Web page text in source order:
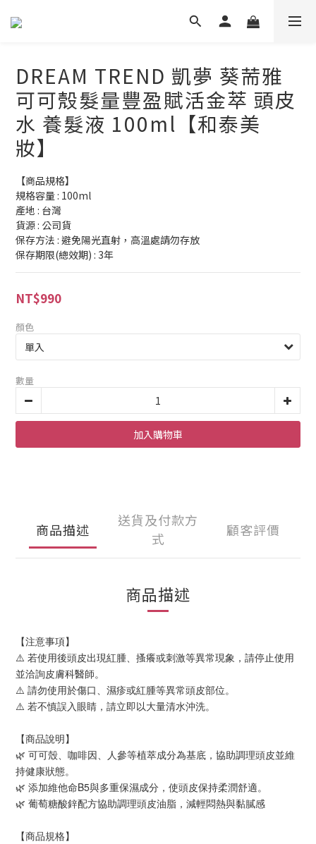
DREAM TREND 凱夢 葵荋雅
可可殼髮量豐盈賦活金萃 頭皮
水 養髮液 100ml【和泰美
妝】
【商品規格】
規格容量 : 100ml
產地 : 台灣
貨源 : 公司貨
保存方法 : 避免陽光直射，高溫處請勿存放
保存期限(總效期) : 3年
NT$990
顏色
數量
加入購物車
商品描述
送貨及付款方
式
顧客評價
商品描述
【注意事項】
⚠️ 若使用後頭皮出現紅腫、搔癢或刺激等異常現象，請停止使用
並洽詢皮膚科醫師。
⚠️ 請勿使用於傷口、濕疹或紅腫等異常頭皮部位。
⚠️ 若不慎誤入眼睛，請立即以大量清水沖洗。
【商品說明】
🌿 可可殼、咖啡因、人參等植萃成分為基底，協助調理頭皮並維
持健康狀態。
🌿 添加維他命B5與多重保濕成分，使頭皮保持柔潤舒適。
🌿 葡萄糖酸鋅配方協助調理頭皮油脂，減輕悶熱與黏膩感
【商品規格】